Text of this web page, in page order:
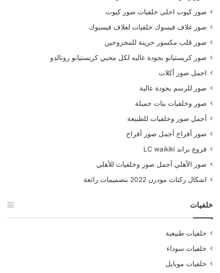
صور كيوت احلى خلفيات صور كيوت
صور غلاف فيسوك خلفيات لغلاف فيسبوك
صور قلب مكسور حزينة للمجروحين
صور كريستيانو بجودة عاليه لكل محبي كريستيانو رونالدو
اجمل صور أكلات
صور للرسم بجودة عالية
صور وخلفيات بنات جميلة
أجمل صور وخلفيات للطبيعة
صور أفراح أجمل صور أفراح
فروع براند LC waikiki
صور الأهلي أجمل صور وخلفيات للأهلي
اشكال ركنات مودرن 2022 بتصميمات رائعة
خلفيات
خلفيات طبيعية
خلفيات سوداء
خلفيات موبايل